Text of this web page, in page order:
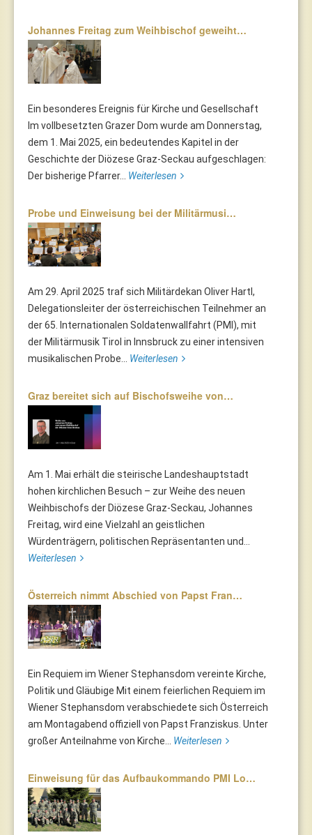
Johannes Freitag zum Weihbischof geweiht…
Ein besonderes Ereignis für Kirche und Gesellschaft
Im vollbesetzten Grazer Dom wurde am Donnerstag,
dem 1. Mai 2025, ein bedeutendes Kapitel in der
Geschichte der Diözese Graz-Seckau aufgeschlagen:
Der bisherige Pfarrer... Weiterlesen
Probe und Einweisung bei der Militärmusi…
Am 29. April 2025 traf sich Militärdekan Oliver Hartl,
Delegationsleiter der österreichischen Teilnehmer an
der 65. Internationalen Soldatenwallfahrt (PMI), mit
der Militärmusik Tirol in Innsbruck zu einer intensiven
musikalischen Probe... Weiterlesen
Graz bereitet sich auf Bischofsweihe von…
Am 1. Mai erhält die steirische Landeshauptstadt
hohen kirchlichen Besuch – zur Weihe des neuen
Weihbischofs der Diözese Graz-Seckau, Johannes
Freitag, wird eine Vielzahl an geistlichen
Würdenträgern, politischen Repräsentanten und...
Weiterlesen
Österreich nimmt Abschied von Papst Fran…
Ein Requiem im Wiener Stephansdom vereinte Kirche,
Politik und Gläubige Mit einem feierlichen Requiem im
Wiener Stephansdom verabschiedete sich Österreich
am Montagabend offiziell von Papst Franziskus. Unter
großer Anteilnahme von Kirche... Weiterlesen
Einweisung für das Aufbaukommando PMI Lo…